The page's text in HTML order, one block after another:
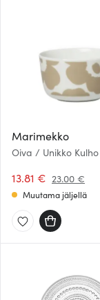
Marimekko
Oiva / Unikko
13.81 € 23.00 €
Muutama jäljellä